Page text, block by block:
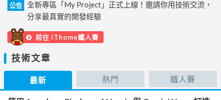
公告
全新專區「My Project」正式上線！邀請你用技術交流，
分享最真實的開發經驗
前往 iThome鐵人賽
技術文章
最新 熱門 鐵人賽